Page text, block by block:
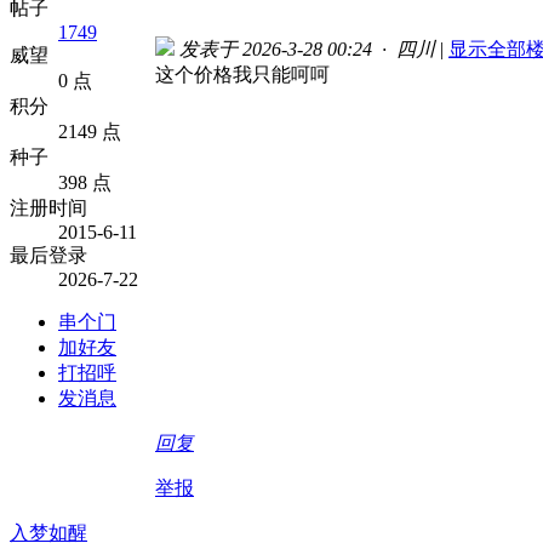
帖子
1749
威望
0 点
积分
2149 点
种子
398 点
注册时间
2015-6-11
最后登录
2026-7-22
串个门
加好友
打招呼
发消息
发表于 2026-3-28 00:24 · 四川 | 显示全部
这个价格我只能呵呵
回复
举报
入梦如醒